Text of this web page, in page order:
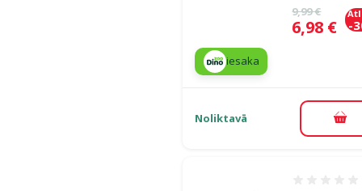
Oriģinālā
9,99 €
Cena
6,98 € -
iesaka
Noliktavā